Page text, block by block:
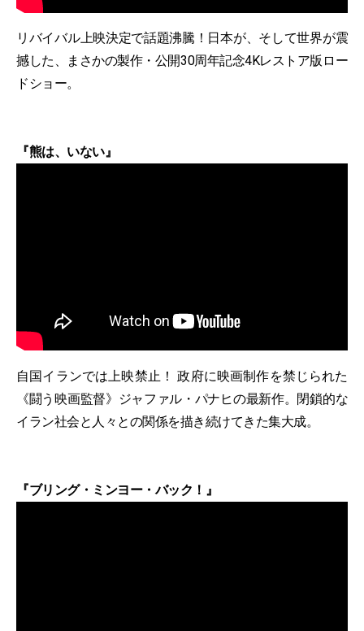
リバイバル上映決定で話題沸騰！日本が、そして世界が震
撼した、まさかの製作・公開30周年記念4Kレストア版ロー
ドショー。
『熊は、いない』
自国イランでは上映禁止！ 政府に映画制作を禁じられた
《闘う映画監督》ジャファル・パナヒの最新作。閉鎖的な
イラン社会と人々との関係を描き続けてきた集大成。
『ブリング・ミンヨー・バック！』